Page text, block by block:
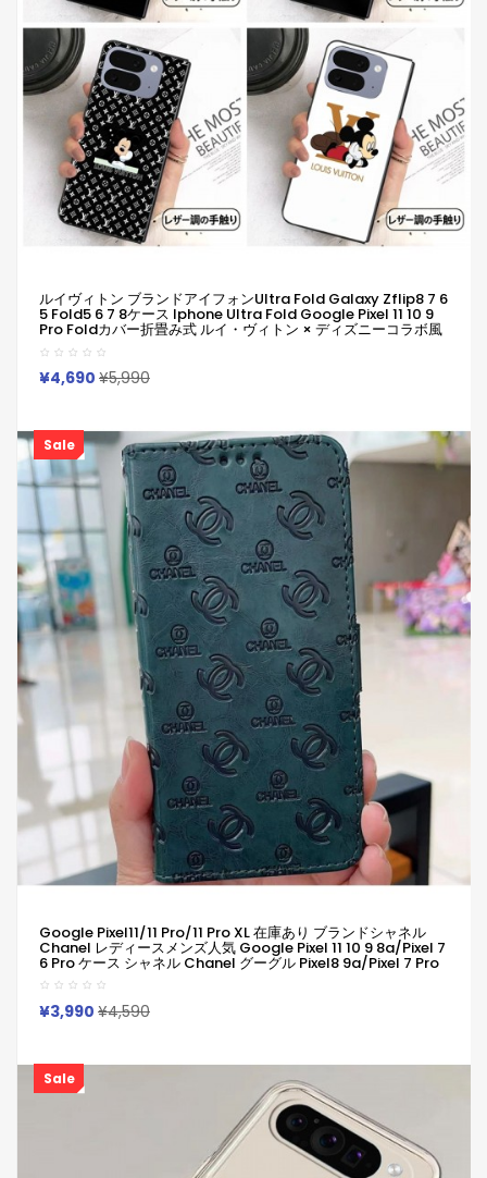
ルイヴィトン ブランドアイフォンultra Fold Galaxy Zflip8 7 6
5 Fold5 6 7 8ケース Iphone Ultra Fold Google Pixel 11 10 9
Pro Foldカバー折畳み式 ルイ・ヴィトン × ディズニーコラボ風
レザー調スマホケース Louis Vuitton 定番 Iphone Ultra 18
Fold Galaxy Zflip 8 7 6 5 4 3 Galaxy Z Fold8 7ケース可愛い
女子
¥4,690 ¥5,990
Sale
Google Pixel11/11 Pro/11 Pro XL 在庫あり ブランドシャネル
Chanel レディースメンズ人気 Google Pixel 11 10 9 8a/Pixel 7
6 Pro ケース シャネル Chanel グーグル Pixel8 9a/Pixel 7 Pro
Iphone 17 14 15 16 Pro Max Xperia 1 Vii 10 Vii 1 Vi 10 Iii Iv V
Samsung S23 Ultra S24 S25カバー 耐衝撃 軽量
¥3,990 ¥4,590
Sale